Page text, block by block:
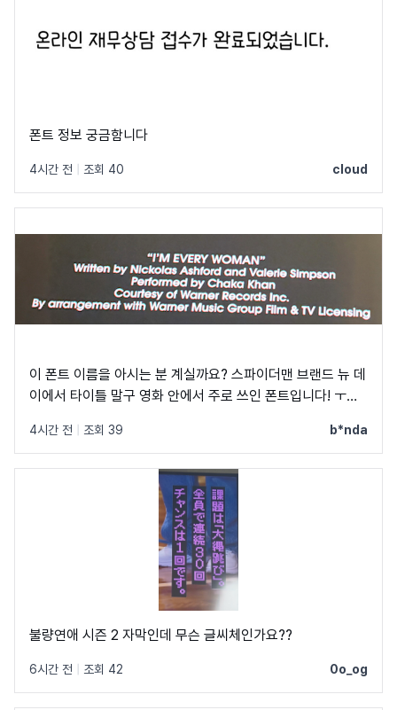
폰트 정보 궁금함니다
4시간 전 조회 40 cloud
이 폰트 이름을 아시는 분 계실까요? 스파이더맨 브랜드 뉴 데
이에서 타이틀 말구 영화 안에서 주로 쓰인 폰트입니다! ㅜㅜ
깝고 t가 유독 가로가 짧아서 예쁘더라구요
4시간 전 조회 39 b*nda
불량연애 시즌 2 자막인데 무슨 글씨체인가요??
6시간 전 조회 42 0o_og